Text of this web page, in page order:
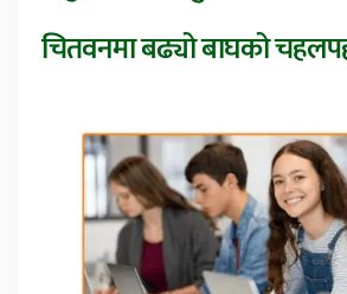
चितवनमा बढ्यो बाघको